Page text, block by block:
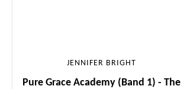
JENNIFER BRIGHT
Pure Grace Academy (Band 1) - The